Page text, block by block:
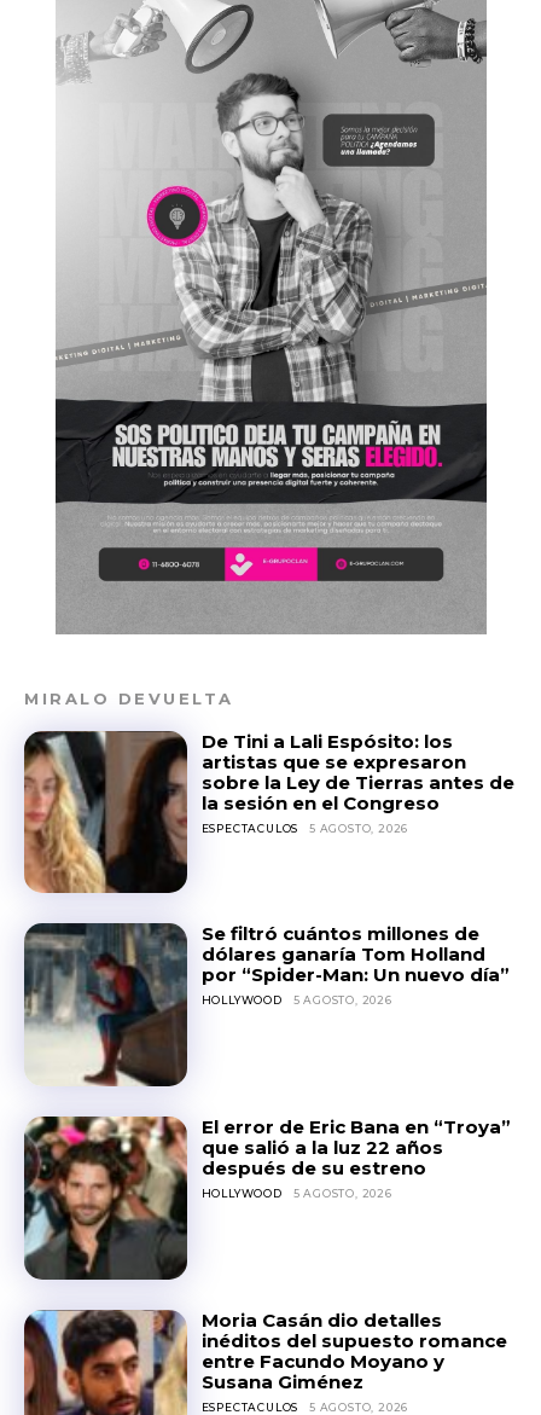
MIRALO DEVUELTA
De Tini a Lali Espósito: los
artistas que se expresaron
sobre la Ley de Tierras antes de
la sesión en el Congreso
ESPECTACULOS 5 AGOSTO, 2026
Se filtró cuántos millones de
dólares ganaría Tom Holland
por “Spider-Man: Un nuevo día”
HOLLYWOOD 5 AGOSTO, 2026
El error de Eric Bana en “Troya”
que salió a la luz 22 años
después de su estreno
HOLLYWOOD 5 AGOSTO, 2026
Moria Casán dio detalles
inéditos del supuesto romance
entre Facundo Moyano y
Susana Giménez
ESPECTACULOS 5 AGOSTO, 2026